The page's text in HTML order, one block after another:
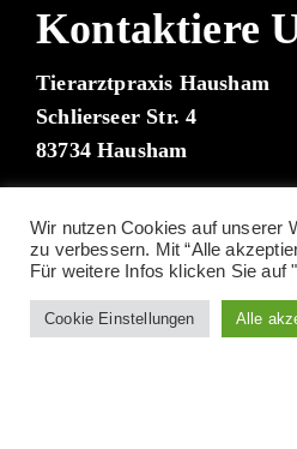
Kontaktiere
Tierarztpraxis Hausham
Schlierseer Str. 4
83734 Hausham
Tel.: 08026/929395
Wir nutzen Cookies auf unserer
zu verbessern. Mit “Alle
Für weitere Infos klicken Sie auf
Cookie Einstellungen Alle